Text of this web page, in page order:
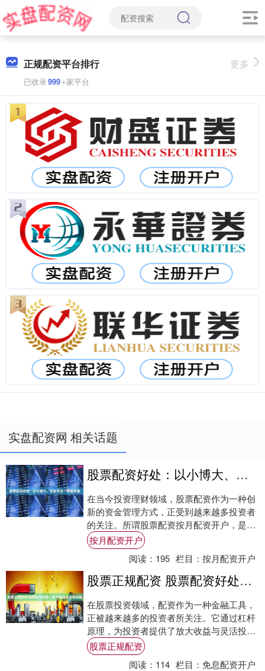
正规配资平台排行
已收录999+家平台
更多
实盘配资网 相关话题
股票配资好处：以小博大、资金灵活、收益倍增
在当今投资理财领域，股票配资作为一种创
新的资金管理方式，正受到越来越多投资者
的关注。所谓股票配资按月配资开户，是指
投资者通过向配资公司借入资金进行股票交
易，从而....
按月配资开户
阅读： 195 栏目：按月配资开户
股票正规配资 股票配资好处：放大收益与灵活投资
在股票投资领域，配资作为一种金融工具，
正被越来越多的投资者所关注。它通过杠杆
原理，为投资者提供了放大收益与灵活投资
的双重优势，成为市场中的一把“双刃剑”
——用得....
股票正规配资
阅读： 114 栏目：免息配资开户